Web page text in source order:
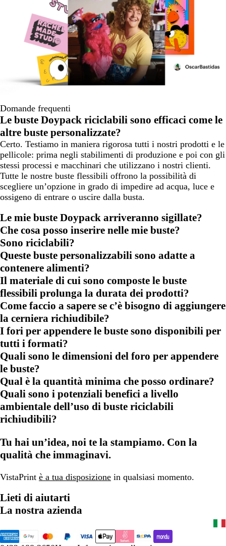
Domande frequenti
Le buste Doypack riciclabili sono efficaci come le
altre buste personalizzate?
Certo. Testiamo in maniera rigorosa tutti i nostri prodotti e le
pellicole: prima negli stabilimenti di produzione e poi con gli
stessi processi e macchinari che utilizzano i nostri clienti.
Tutte le nostre buste flessibili offrono la possibilità di
scegliere un’opzione in grado di impedire ad acqua, luce e
ossigeno di entrare o uscire dalla busta.
Le mie buste Doypack arriveranno sigillate?
Che cosa posso inserire nelle mie buste?
Sono riciclabili?
Queste buste personalizzabili sono adatte a
contenere alimenti?
Il materiale di cui sono composte le buste
flessibili prolunga la durata dei prodotti?
Come faccio a sapere se c’è bisogno di aggiungere
la cerniera richiudibile?
I fori per appendere le buste sono disponibili per
tutti i formati?
Quali sono le dimensioni del foro per appendere
le buste?
Qual è la quantità minima che posso ordinare?
Quali sono i potenziali benefici a livello
ambientale dell’uso di buste riciclabili
richiudibili?
Tu hai un’idea, noi te la stampiamo. Con la
qualità che immaginavi.
VistaPrint è a tua disposizione in qualsiasi momento.
Lieti di aiutarti
La nostra azienda